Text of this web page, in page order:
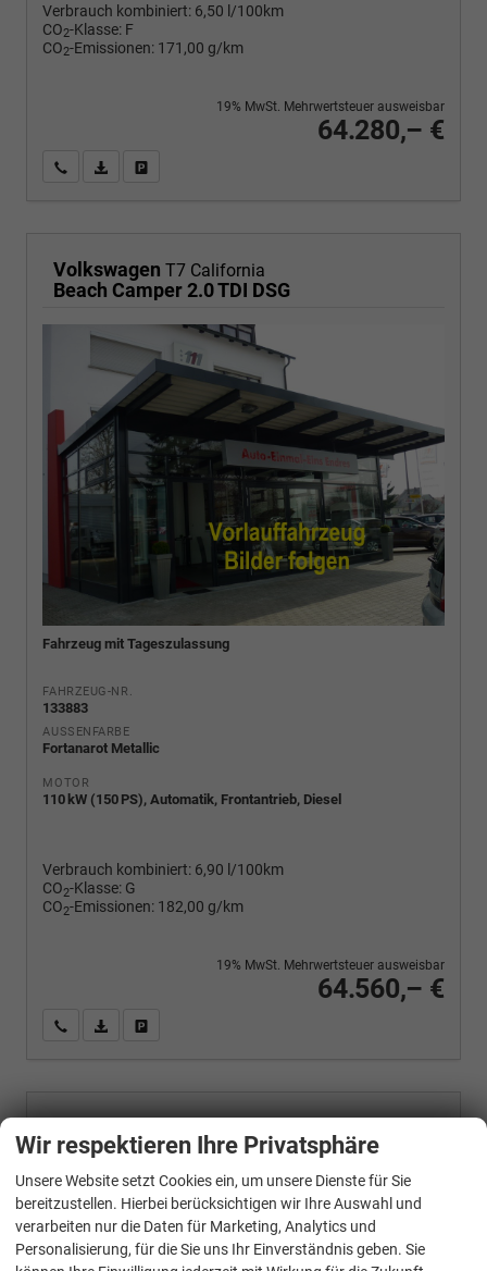
Verbrauch kombiniert: 6,50 l/100km
CO2-Klasse: F
CO2-Emissionen: 171,00 g/km
64.280,– €
19% MwSt. Mehrwertsteuer ausweisbar
Wir rufen Sie anPDF-Fahrzeugexposé drucken
Volkswagen T7 California
Beach Camper 2.0 TDI DSG
Fahrzeug mit Tageszulassung
FAHRZEUG-NR.
133883
AUSSENFARBE
Fortanarot Metallic
MOTOR
110 kW (150 PS), Automatik, Frontantrieb, Diesel
Verbrauch kombiniert: 6,90 l/100km
CO2-Klasse: G
CO2-Emissionen: 182,00 g/km
64.560,– €
19% MwSt. Mehrwertsteuer ausweisbar
Wir rufen Sie anPDF-Fahrzeugexposé drucken
Beach Tour 2.0 TDI DSG
Wir respektieren Ihre Privatsphäre
Unsere Website setzt Cookies ein, um unsere Dienste für Sie
bereitzustellen. Hierbei berücksichtigen wir Ihre Auswahl und
verarbeiten nur die Daten für Marketing, Analytics und
Personalisierung, für die Sie uns Ihr Einverständnis geben. Sie